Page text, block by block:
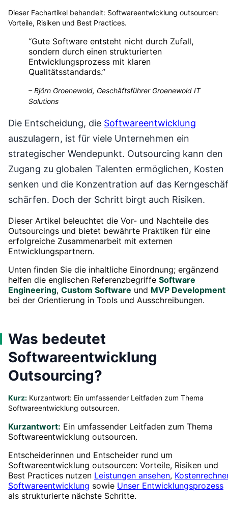
Dieser Fachartikel behandelt: Softwareentwicklung outsourcen:
Vorteile, Risiken und Best Practices.
“Gute Software entsteht nicht durch Zufall,
sondern durch einen strukturierten
Entwicklungsprozess mit klaren
Qualitätsstandards.”
–Björn Groenewold, Geschäftsführer Groenewold IT
Solutions
Die Entscheidung, die Softwareentwicklung
auszulagern, ist für viele Unternehmen ein
strategischer Wendepunkt. Outsourcing kann den
Zugang zu globalen Talenten ermöglichen, Kosten
senken und die Konzentration auf das
schärfen. Doch der Schritt birgt auch Risiken.
Dieser Artikel beleuchtet die Vor- und Nachteile des
Outsourcings und bietet bewährte Praktiken für eine
erfolgreiche Zusammenarbeit mit externen
Entwicklungspartnern.
Unten finden Sie die inhaltliche Einordnung; ergänzend
helfen die englischen Referenzbegriffe Software
Engineering, Custom Software und MVP Development
bei der Orientierung in Tools und Ausschreibungen.
Was bedeutet
Softwareentwicklung
Outsourcing?
Kurz: Kurzantwort: Ein umfassender Leitfaden zum Thema
Softwareentwicklung outsourcen.
Kurzantwort: Ein umfassender Leitfaden zum Thema
Softwareentwicklung outsourcen.
Entscheiderinnen und Entscheider rund um
Softwareentwicklung outsourcen: Vorteile, Risiken und
Best Practices nutzen Leistungen ansehen,
Softwareentwicklung sowie Unser Entwicklungsprozess
als strukturierte nächste Schritte.